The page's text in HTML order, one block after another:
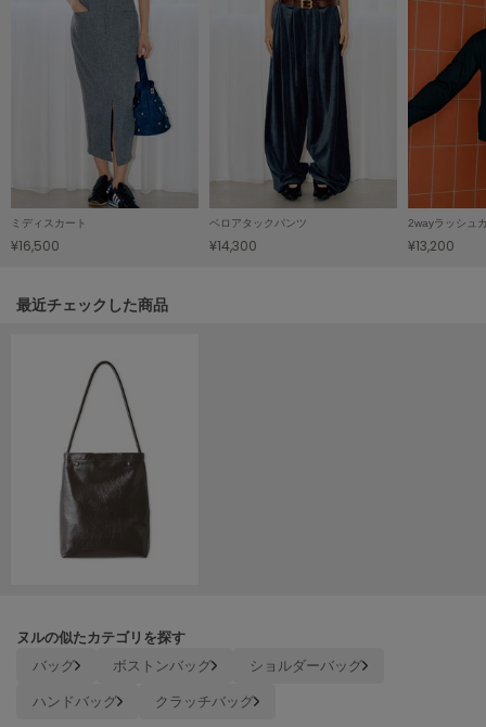
ルコックスポルティフ
LeSportsac
LILY BROWN
LILY BROWN Lingerie
リリーブラウンランジェリー
LITTLE UNION TOKYO
リトルユニオン トウキョウ
made of Organics
ミースロエ
miies miim
ミディスカート
¥16,500
ベロアタックパンツ
¥14,300 ¥13,200
関連記事
最近チェックした商品
ヌルの似たカテゴリを探す
バッグ ボストンバッグ
ショルダーバッグ
ハンドバッグ
クラッチバッグ